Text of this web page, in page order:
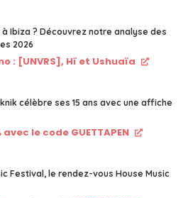
Ibiza ? Découvrez notre analyse des
2026
: [UNVRS], Hï et Ushuaïa
célèbre ses 15 ans avec une affiche
avec le code GUETTAPEN
Festival, le rendez-vous House Music